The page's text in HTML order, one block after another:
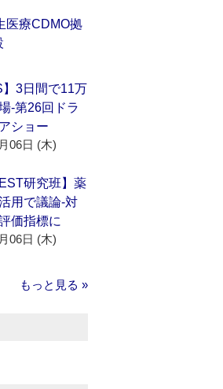
医療CDMO拠
】3日間で11万
‐第26回ドラ
ショー
06日 (木)
研究班】薬
用で議論‐対
価指標に
06日 (木)
もっと見る »